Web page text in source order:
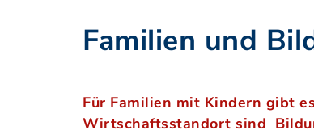
Familien und
Für Familien mit Kindern gibt
Wirtschaftsstandort sind